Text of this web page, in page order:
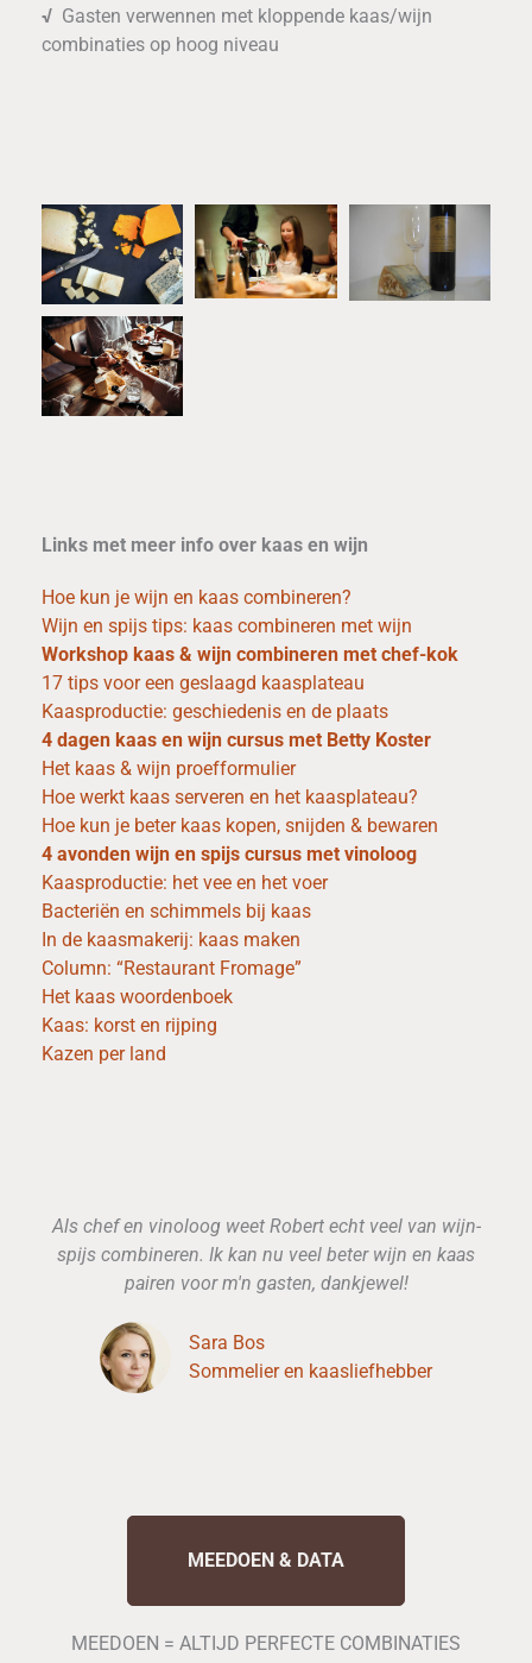
√ Gasten verwennen met kloppende kaas/wijn
combinaties op hoog niveau
Links met meer info over kaas en wijn
Hoe kun je wijn en kaas combineren?
Wijn en spijs tips: kaas combineren met wijn
Workshop kaas & wijn combineren met chef-kok
17 tips voor een geslaagd kaasplateau
Kaasproductie: geschiedenis en de plaats
4 dagen kaas en wijn cursus met Betty Koster
Het kaas & wijn proefformulier
Hoe werkt kaas serveren en het kaasplateau?
Hoe kun je beter kaas kopen, snijden & bewaren
4 avonden wijn en spijs cursus met vinoloog
Kaasproductie: het vee en het voer
Bacteriën en schimmels bij kaas
In de kaasmakerij: kaas maken
Column: “Restaurant Fromage”
Het kaas woordenboek
Kaas: korst en rijping
Kazen per land
Als chef en vinoloog weet Robert echt veel van wijn-
spijs combineren. Ik kan nu veel beter wijn en kaas
pairen voor m'n gasten, dankjewel!
Sara Bos
Sommelier en kaasliefhebber
MEEDOEN & DATA
MEEDOEN = ALTIJD PERFECTE COMBINATIES